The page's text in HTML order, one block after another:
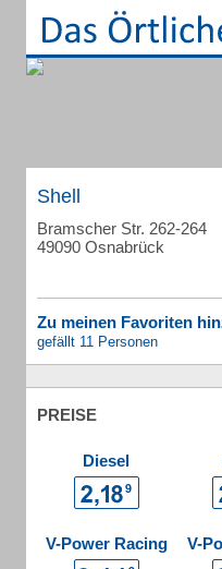
Shell
Bramscher Str. 262-264
49090 Osnabrück
Zu meinen Favoriten
gefällt 11 Personen
PREISE
Diesel
V-Power Racing V-